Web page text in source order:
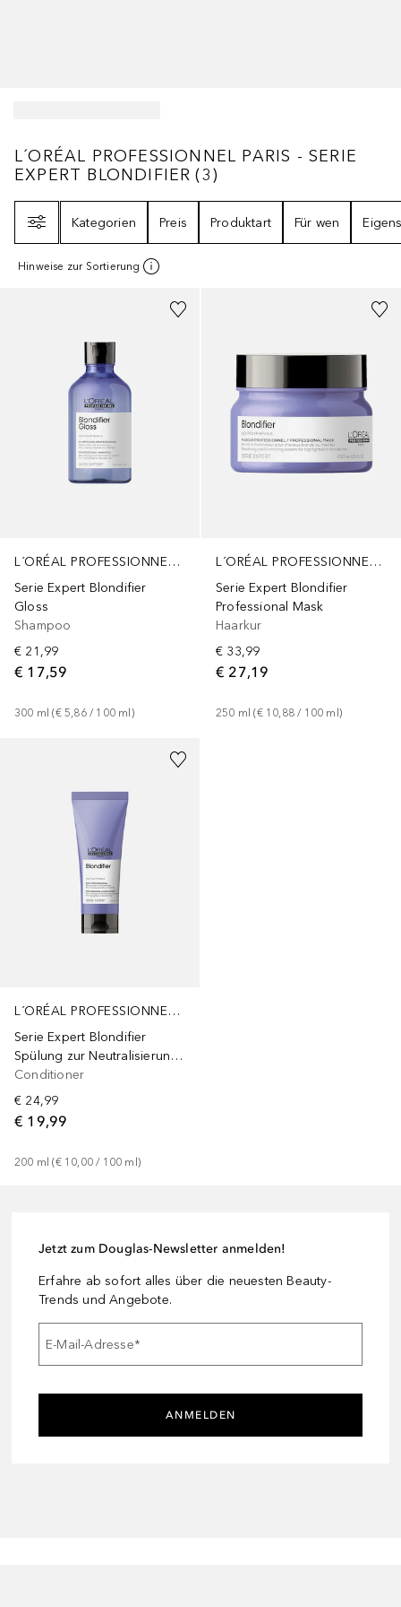
L´ORÉAL PROFESSIONNEL PARIS - SERIE
L´ORÉAL PROFESSIONNEL PARIS - SERIE
EXPERT BLONDIFIER (3)
Kategorien
Preis Produktart Für wen
Hinweise zur Sortierung
L´ORÉAL PROFESSIONNEL PARIS
Serie Expert Blondifier
Gloss
Shampoo
€ 21,99
€ 17,59
300 ml (€ 5,86 / 100 ml)
L´ORÉAL PROFESSIONNEL PARIS
Serie Expert Blondifier
Professional Mask
Haarkur
€ 33,99
€ 27,19
250 ml (€ 10,88 / 100 ml)
L´ORÉAL PROFESSIONNEL PARIS
Serie Expert Blondifier
Spülung zur Neutralisierung gelblicher Farbtöne
Conditioner
€ 24,99
€ 19,99
200 ml (€ 10,00 / 100 ml )
Jetzt zum Douglas-Newsletter anmelden!
Erfahre ab sofort alles über die neuesten Beauty-
Trends und Angebote.
E-Mail-Adresse*
ANMELDEN